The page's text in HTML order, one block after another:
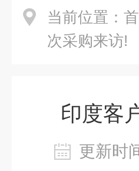
当前位置：
次采购来访!
印度客
更新